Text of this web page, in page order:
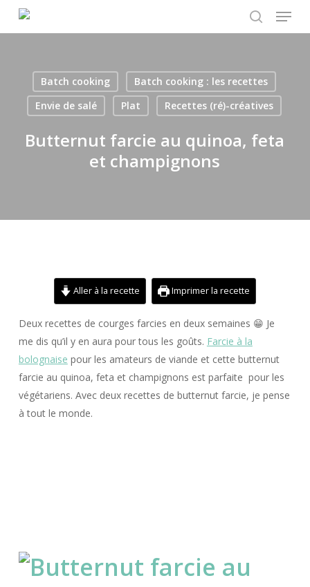
search
Menu
Batch cooking
Batch cooking : les recettes
Envie de salé
Plat Recettes (ré)-créatives
Butternut farcie au quinoa, feta
et champignons
Aller à la recette Imprimer la recette
Deux recettes de courges farcies en deux semaines 😁 Je
me dis qu’il y en aura pour tous les goûts. Farcie à la
bolognaise pour les amateurs de viande et cette butternut
farcie au quinoa, feta et champignons est parfaite pour les
végétariens. Avec deux recettes de butternut farcie, je pense
à tout le monde.